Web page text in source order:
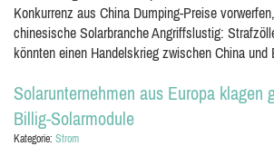
Konkurrenz aus China Dumping-Preise
chinesische Solarbranche Angriffslustig:
könnten einen Handelskrieg zwischen China und
Solarunternehmen aus Europa klagen
Billig-Solarmodule
Kategorie: Strom